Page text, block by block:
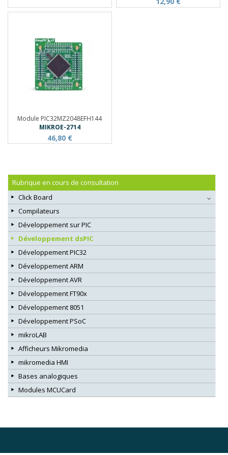
Module PIC32MZ2048EFH144
MIKROE-2714
46,80 €
Rubrique en cours de consultation
Click Board
Compilateurs
Développement sur PIC
Développement dsPIC
Développement PIC32
Développement ARM
Développement AVR
Développement FT90x
Développement 8051
Développement PSoC
mikroLAB
Afficheurs Mikromedia
mikromedia HMI
Bases analogiques
Modules MCUCard